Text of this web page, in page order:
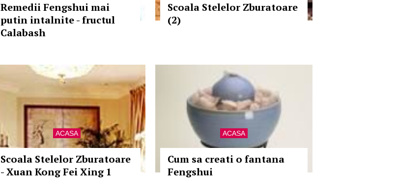
Remedii Fengshui mai
putin intalnite - fructul
Calabash
Scoala Stelelor Zburatoare
(2)
ACASA
Scoala Stelelor Zburatoare
- Xuan Kong Fei Xing 1
ACASA
Cum sa creati o fantana
Fengshui